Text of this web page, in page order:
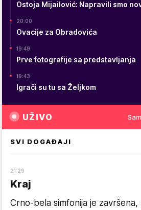
Ostoja Mijailović: Napravili smo
20:00
Ovacije za Obradovića
19:49
Prve fotografije sa predstavljanja
19:43
Igrači su tu sa Željkom
UŽIVO
SVI DOGAĐAJI
21:29
Kraj
Crno-bela simfonija je završena,